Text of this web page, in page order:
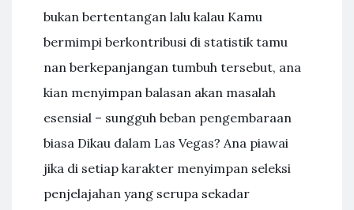
bukan bertentangan lalu kalau Kamu
bermimpi berkontribusi di statistik tamu
nan berkepanjangan tumbuh tersebut, ana
kian menyimpan balasan akan masalah
esensial – sungguh beban pengembaraan
biasa Dikau dalam Las Vegas? Ana piawai
jika di setiap karakter menyimpan seleksi
penjelajahan yang serupa sekadar